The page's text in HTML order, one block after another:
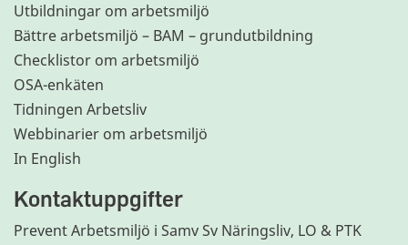
Utbildningar om arbetsmiljö
Bättre arbetsmiljö – BAM – grundutbildning
Checklistor om arbetsmiljö
OSA-enkäten
Tidningen Arbetsliv
Webbinarier om arbetsmiljö
In English
Kontaktuppgifter
Prevent Arbetsmiljö i Samv Sv Näringsliv, LO & PTK